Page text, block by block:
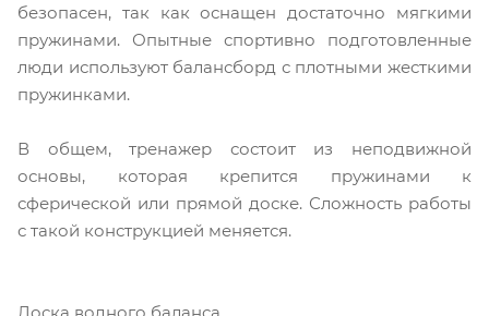
безопасен, так как оснащен достаточно мягкими
пружинами. Опытные спортивно подготовленные
люди используют балансборд с плотными жесткими
пружинками.
В общем, тренажер состоит из неподвижной
основы, которая крепится пружинами к
сферической или прямой доске. Сложность работы
с такой конструкцией меняется.
Доска водного баланса